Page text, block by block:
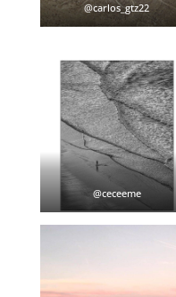
@carlos_gtz22
@ceceeme